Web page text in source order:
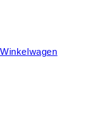
Winkelwagen